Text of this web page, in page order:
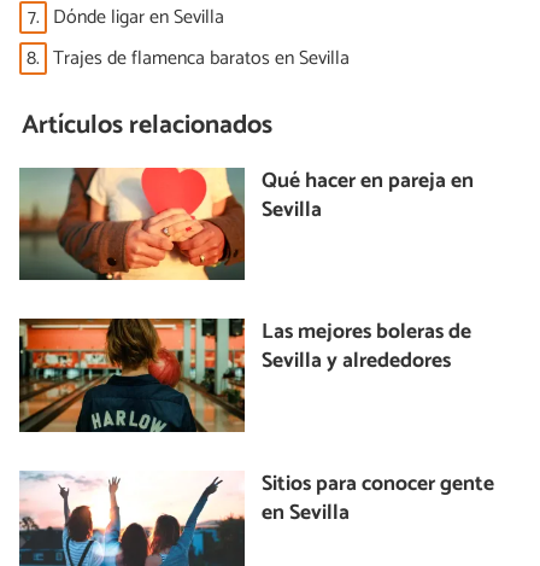
7. Dónde ligar en Sevilla
8. Trajes de flamenca baratos en Sevilla
Artículos relacionados
Qué hacer en pareja en
Sevilla
Las mejores boleras de
Sevilla y alrededores
Sitios para conocer gente
en Sevilla